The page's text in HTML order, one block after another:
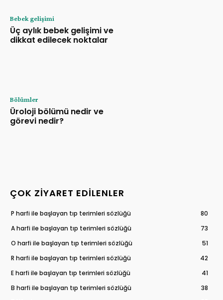
Bebek gelişimi
Üç aylık bebek gelişimi ve
dikkat edilecek noktalar
Bölümler
Üroloji bölümü nedir ve
görevi nedir?
ÇOK ZIYARET EDILENLER
P harfi ile başlayan tıp terimleri sözlüğü
80
A harfi ile başlayan tıp terimleri sözlüğü
73
O harfi ile başlayan tıp terimleri sözlüğü
51
R harfi ile başlayan tıp terimleri sözlüğü
42
E harfi ile başlayan tıp terimleri sözlüğü
41
B harfi ile başlayan tıp terimleri sözlüğü
38